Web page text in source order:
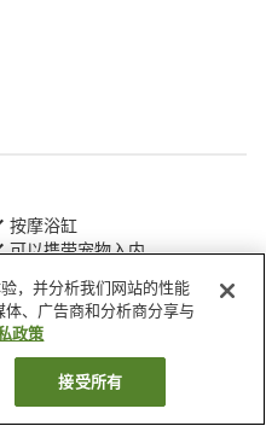
按摩浴缸
可以携带宠物入内
鸢尾花小酒店
房
，并分析我们网站的性能
、广告商和分析商分享与
政策
接受所有